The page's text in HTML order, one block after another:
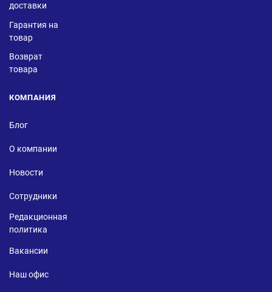
доставки
Гарантия на
товар
Возврат
товара
КОМПАНИЯ
Блог
О компании
Новости
Сотрудники
Редакционная
политика
Вакансии
Наш офис